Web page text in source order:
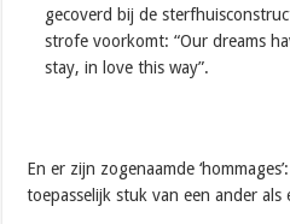
gecoverd bij de
strofe voorkomt: “Our dreams
stay, in love this way”.
En er zijn zogenaamde
toepasselijk stuk van een ander als